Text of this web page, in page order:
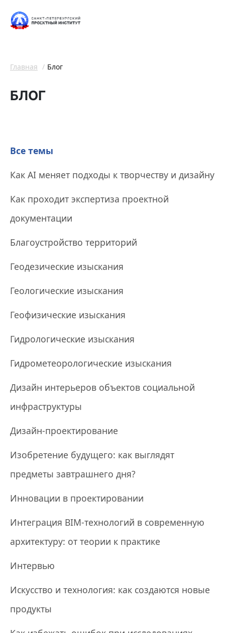
Главная Блог
БЛОГ
Все темы
Как AI меняет подходы к творчеству и дизайну
Как проходит экспертиза проектной
документации
Благоустройство территорий
Геодезические изыскания
Геологические изыскания
Геофизические изыскания
Гидрологические изыскания
Гидрометеорологические изыскания
Дизайн интерьеров объектов социальной
инфраструктуры
Дизайн-проектирование
Изобретение будущего: как выглядят
предметы завтрашнего дня?
Инновации в проектировании
Интеграция BIM-технологий в современную
архитектуру: от теории к практике
Интервью
Искусство и технология: как создаются новые
продукты